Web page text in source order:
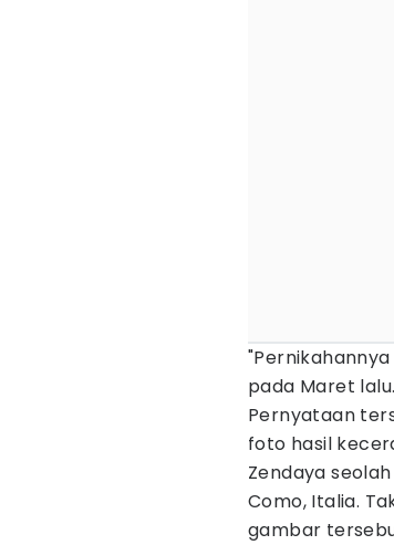
pada Maret lalu.
Pernyataan
foto hasil
Zendaya
Como, Italia.
gambar